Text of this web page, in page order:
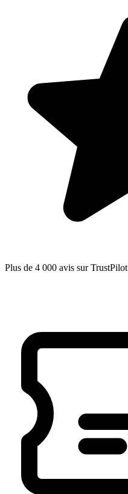
Plus de 4 000 avis sur TrustPilot